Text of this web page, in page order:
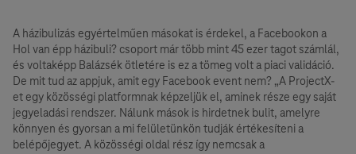
A házibulizás egyértelműen másokat is érdekel, a Facebookon a
Hol van épp házibuli? csoport már több mint 45 ezer tagot számlál,
és voltaképp Balázsék ötletére is ez a tömeg volt a piaci validáció.
De mit tud az appjuk, amit egy Facebook event nem? „A ProjectX-
et egy közösségi platformnak képzeljük el, aminek része egy saját
jegyeladási rendszer. Nálunk mások is hirdetnek bulit, amelyre
könnyen és gyorsan a mi felületünkön tudják értékesíteni a
belépőjegyet. A közösségi oldal rész így nemcsak a